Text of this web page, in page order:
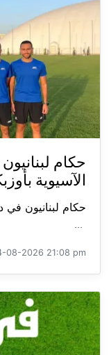
حكام
الآسيوية
حكام لبنانيون في
...
08-2026 21:08 pm